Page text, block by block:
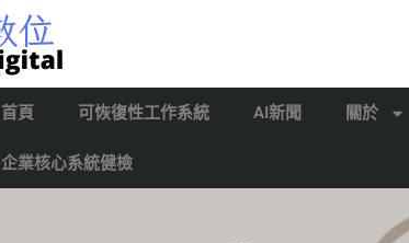
首頁 可恢復性工作系統 AI新聞 關於
企業核心系統健檢